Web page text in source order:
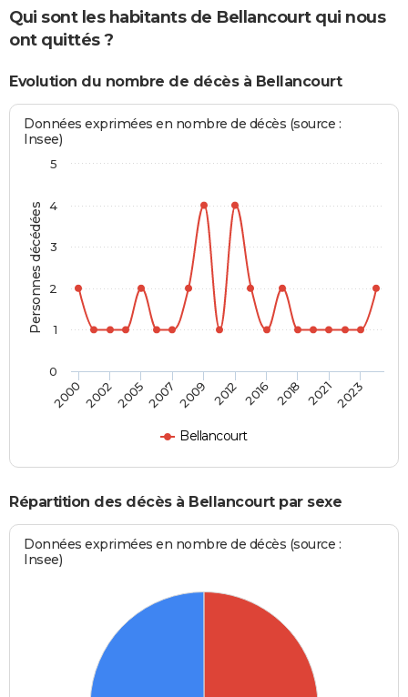
Qui sont les habitants de Bellancourt qui nous
ont quittés ?
Evolution du nombre de décès à Bellancourt
Personnes décédées
Données exprimées en nombre de décès (source :
Insee)
Bellancourt
20002002200520072009 2012 2016 2018 20212023
0
1
2
3
4
5
Répartition des décès à Bellancourt par sexe
Données exprimées en nombre de décès (source :
Insee)